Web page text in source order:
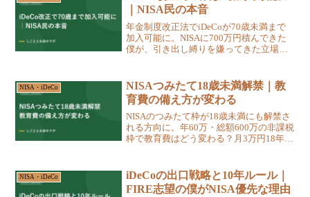
｜NISA民の本音
年金制度改正法でiDeCoが70歳未満まで
加入可能に。NISAに700万円積んできた
僕が、引き出し縛りを嫌ってきた立場か
NISA・iDeCo
NISAつみたて18歳未満解禁｜教
育費の備え方が変わる
NISAのつみたて枠が18歳未満にも解禁さ
れる方向に。年60万・総額600万の非課税
枠で教育費はどう変わる？月3万円18年積
視点で語ります。
NISA・iDeCo
iDeCoの出口戦略と10年ルール｜
FIRE志望の僕がNISA優先な理由